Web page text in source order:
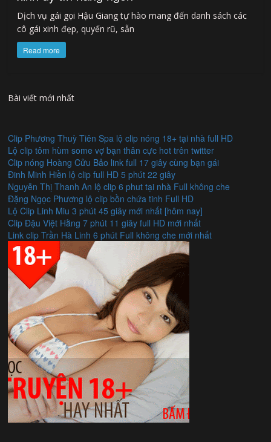
Dịch vụ gái gọi Hậu Giang tự hào mang đến danh sách các
cô gái xinh đẹp, quyến rũ, sẵn
Read more
Bài viết mới nhất
Clip Phương Thuỳ Tiên Spa lộ clip nóng 18+ tại nhà full HD
Lộ clip tôm hùm some vợ bạn thân cực hot trên twitter
Clip nóng Hoàng Cửu Bảo link full 17 giây cùng bạn gái
Đinh Minh Hiền lộ clip full HD 5 phút 22 giây
Nguyễn Thị Thanh An lộ clip 6 phut tại nhà Full không che
Đặng Ngọc Phương lộ clip bồn chứa tinh Full HD
Lộ Clip Linh Miu 3 phút 45 giây mới nhất [hôm nay]
Clip Đậu Việt Hằng 7 phút 11 giây full HD mới nhất
Link clip Trần Hà Linh 6 phút Full không che mới nhất